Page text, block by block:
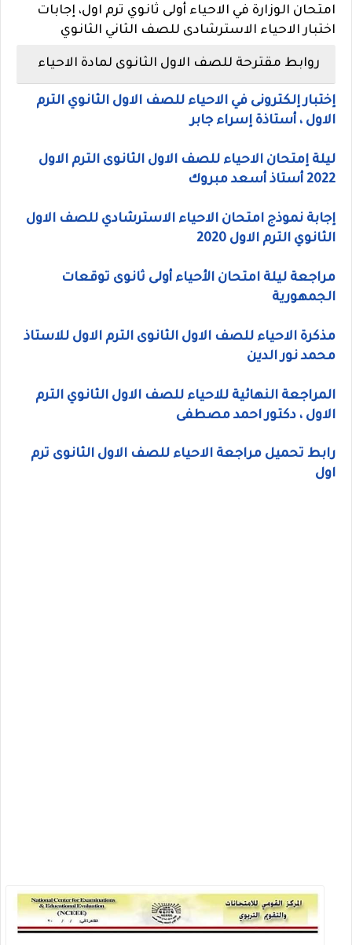
امتحان الوزارة في الاحياء أولى ثانوي ترم اول، إجابات
اختبار الاحياء الاسترشادى للصف الثاني الثانوي
روابط مقترحة للصف الاول الثانوى لمادة الاحياء
إختبار إلكترونى في الاحياء للصف الاول الثانوي الترم
الاول ، أستاذة إسراء جابر
ليلة إمتحان الاحياء للصف الاول الثانوى الترم الاول
2022 أستاذ أسعد مبروك
إجابة نموذج امتحان الاحياء الاسترشادي للصف الاول
الثانوي الترم الاول 2020
مراجعة ليلة امتحان الأحياء أولى ثانوى توقعات
الجمهورية
مذكرة الاحياء للصف الاول الثانوى الترم الاول للاستاذ
محمد نور الدين
المراجعة النهائية للاحياء للصف الاول الثانوي الترم
الاول ، دكتور احمد مصطفى
رابط تحميل مراجعة الاحياء للصف الاول الثانوى ترم
اول